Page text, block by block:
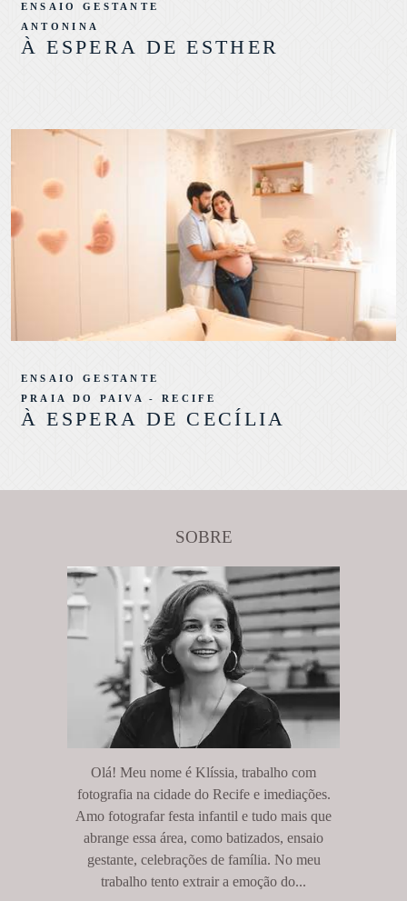
À ESPERA DE ESTHER
ENSAIO GESTANTE
ANTONINA
À ESPERA DE CECÍLIA
ENSAIO GESTANTE
PRAIA DO PAIVA - RECIFE
SOBRE
Olá! Meu nome é Klíssia, trabalho com
fotografia na cidade do Recife e imediações.
Amo fotografar festa infantil e tudo mais que
abrange essa área, como batizados, ensaio
gestante, celebrações de família. No meu
trabalho tento extrair a emoção do...